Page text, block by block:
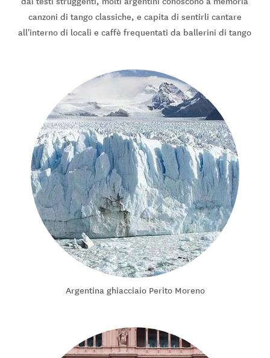
canzoni di tango classiche, e capita di sentirli cantare
all'interno di locali e caffè frequentati da ballerini di tango
Argentina ghiacciaio Perito Moreno